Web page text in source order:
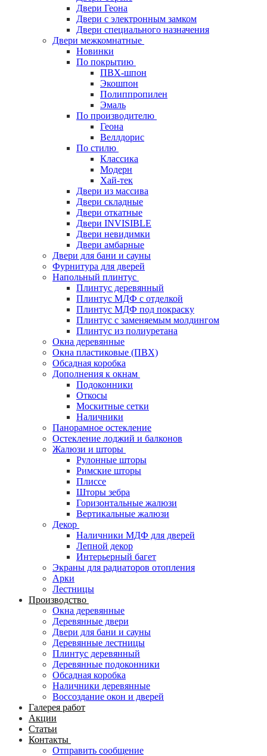
Двери Геона
Двери с электронным замком
Двери специального назначения
Двери межкомнатные
Новинки
По покрытию
ПВХ-шпон
Экошпон
Полиппропилен
Эмаль
По производителю
Геона
Веллдорис
По стилю
Классика
Модерн
Хай-тек
Двери из массива
Двери складные
Двери откатные
Двери INVISIBLE
Двери невидимки
Двери амбарные
Двери для бани и сауны
Фурнитура для дверей
Напольный плинтус
Плинтус деревянный
Плинтус МДФ с отделкой
Плинтус МДФ под покраску
Плинтус с заменяемым молдингом
Плинтус из полиуретана
Окна деревянные
Окна пластиковые (ПВХ)
Обсадная коробка
Дополнения к окнам
Подоконники
Откосы
Москитные сетки
Наличники
Панорамное остекление
Остекление лоджий и балконов
Жалюзи и шторы
Рулонные шторы
Римские шторы
Плиссе
Шторы зебра
Горизонтальные жалюзи
Вертикальные жалюзи
Декор
Наличники МДФ для дверей
Лепной декор
Интерьерный багет
Экраны для радиаторов отопления
Арки
Лестницы
Производство
Окна деревянные
Деревянные двери
Двери для бани и сауны
Деревянные лестницы
Плинтус деревянный
Деревянные подоконники
Обсадная коробка
Наличники деревянные
Воссоздание окон и дверей
Галерея работ
Акции
Статьи
Контакты
Отправить сообщение